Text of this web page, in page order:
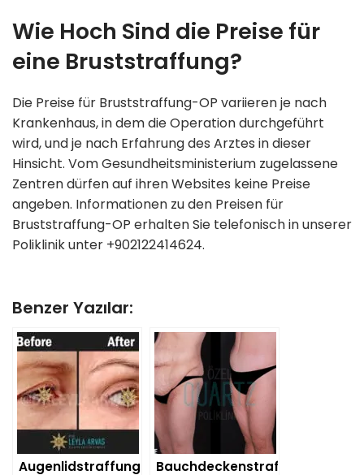
Wie Hoch Sind die Preise für
eine Bruststraffung?
Die Preise für Bruststraffung-OP variieren je nach
Krankenhaus, in dem die Operation durchgeführt
wird, und je nach Erfahrung des Arztes in dieser
Hinsicht. Vom Gesundheitsministerium zugelassene
Zentren dürfen auf ihren Websites keine Preise
angeben. Informationen zu den Preisen für
Bruststraffung-OP erhalten Sie telefonisch in unserer
Poliklinik unter +902122414624.
Benzer Yazılar:
Augenlidstraffung
Bauchdeckenstraffung